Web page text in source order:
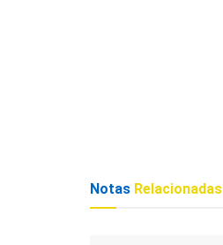
Notas Relacionadas